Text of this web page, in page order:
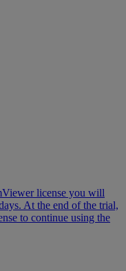
license you will
At the end of the trial,
to continue using the